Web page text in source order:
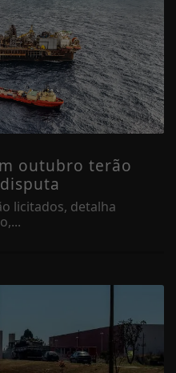
outubro terão
licitados, detalha